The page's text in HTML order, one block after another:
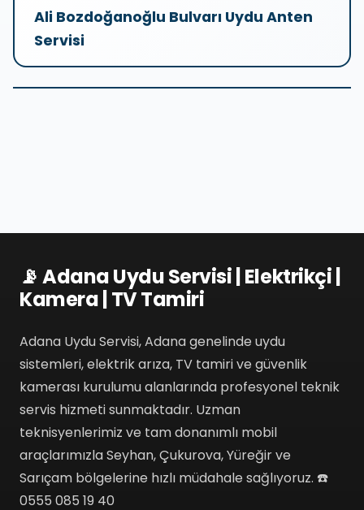
Ali Bozdoğanoğlu Bulvarı Uydu Anten
Servisi
📡 Adana Uydu Servisi | Elektrikçi |
Kamera | TV Tamiri
Adana Uydu Servisi, Adana genelinde uydu
sistemleri, elektrik arıza, TV tamiri ve güvenlik
kamerası kurulumu alanlarında profesyonel teknik
servis hizmeti sunmaktadır. Uzman
teknisyenlerimiz ve tam donanımlı mobil
araçlarımızla Seyhan, Çukurova, Yüreğir ve
Sarıçam bölgelerine hızlı müdahale sağlıyoruz. ☎️
0555 085 19 40